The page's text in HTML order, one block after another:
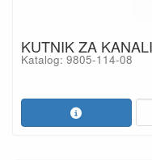
KUTNIK ZA
Katalog: 9805-114-08